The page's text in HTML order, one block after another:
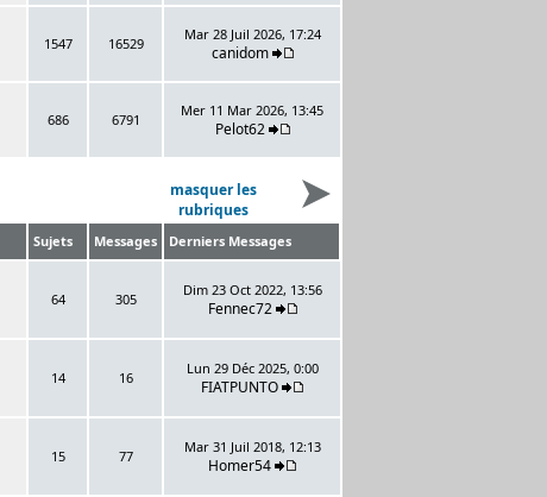
1547 16529
Mar 28 Juil 2026, 17:24
canidom
686 6791
Mer 11 Mar 2026, 13:45
Pelot62
masquer les
rubriques
Sujets Messages Derniers Messages
64 305
Dim 23 Oct 2022, 13:56
Fennec72
14 16
Lun 29 Déc 2025, 0:00
FIATPUNTO
15 77
Mar 31 Juil 2018, 12:13
Homer54